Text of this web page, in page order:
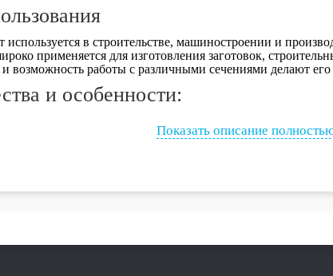
используется в строительстве, машиностроении и
применяется для изготовления заготовок,
и возможность работы с различными сечениями делают
и особенности:
сечений и длины позволяет легко выбрать
создания различных элементов конструкций и
Показать описание